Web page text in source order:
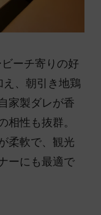
ーチ寄りの好
、朝引き地鶏
家製ダレが香
相性も抜群。
柔軟で、観光
ーにも最適で